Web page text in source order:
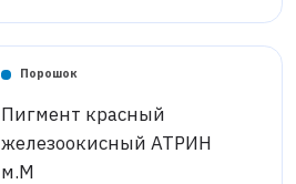
Порошок
Пигмент красный
железоокисный АТРИН
м.М